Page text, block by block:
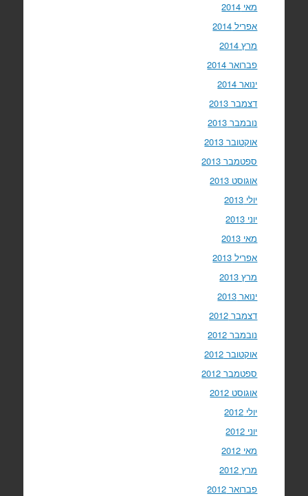
מאי 2014
אפריל 2014
מרץ 2014
פברואר 2014
ינואר 2014
דצמבר 2013
נובמבר 2013
אוקטובר 2013
ספטמבר 2013
אוגוסט 2013
יולי 2013
יוני 2013
מאי 2013
אפריל 2013
מרץ 2013
ינואר 2013
דצמבר 2012
נובמבר 2012
אוקטובר 2012
ספטמבר 2012
אוגוסט 2012
יולי 2012
יוני 2012
מאי 2012
מרץ 2012
פברואר 2012